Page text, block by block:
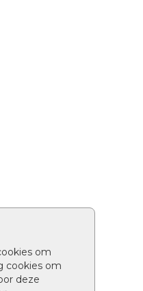
om
cookies om
deze